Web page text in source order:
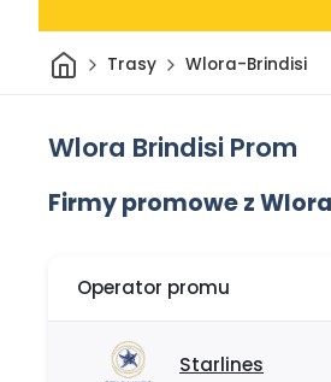
DomTrasy Wlora-Brindisi
Wlora Brindisi Prom
Firmy promowe z
Operator promu
Starlines